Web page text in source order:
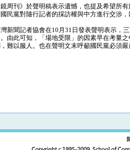
周刊》於聲明稿表示遺憾，也提及希望所
民黨對隨行記者的採訪權與中方進行交涉
新聞記者協會在10月31日發表聲明表示，
由此可知，「場地受限」的因素早在考量
難以服人。也在聲明文末呼籲國民黨必須